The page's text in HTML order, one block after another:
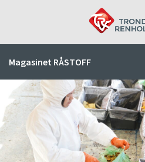
Magasinet RÅSTOFF
Arkiv
Søk